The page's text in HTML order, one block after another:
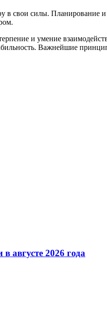
в свои силы.
и умение
Важнейшие
августе 2026 года